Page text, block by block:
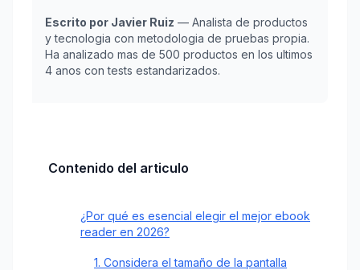
Escrito por Javier Ruiz — Analista de productos
y tecnologia con metodologia de pruebas propia.
Ha analizado mas de 500 productos en los ultimos
4 anos con tests estandarizados.
Contenido del articulo
¿Por qué es esencial elegir el mejor ebook
reader en 2026?
1. Considera el tamaño de la pantalla